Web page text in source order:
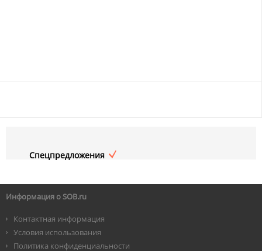
Спецпредложения
Информация о SOB.ru
Контактная информация
Условия использования
Политика конфиденциальности